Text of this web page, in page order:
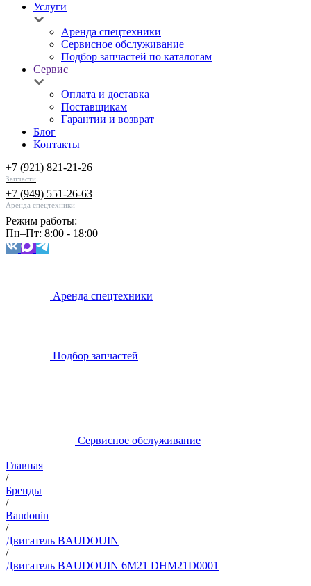
Услуги
Аренда спецтехники
Сервисное обслуживание
Подбор запчастей по каталогам
Сервис
Оплата и доставка
Поставщикам
Гарантии и возврат
Блог
Контакты
+7 (921) 821-21-26
Запчасти
+7 (949) 551-26-63
Аренда спецтехники
Режим работы:
Пн–Пт: 8:00 - 18:00
Аренда спецтехники
Подбор запчастей
Сервисное обслуживание
Главная
/
Бренды
/
Baudouin
/
Двигатель BAUDOUIN
/
Двигатель BAUDOUIN 6M21 DHM21D0001